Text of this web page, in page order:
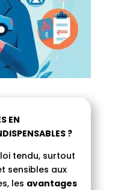
EN
?
tendu, surtout
sensibles aux
les avantages